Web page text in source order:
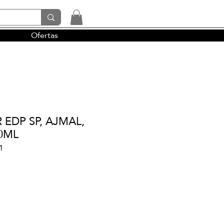
y la perfumería árabe
Ofertas
EDP SP, AJMAL,